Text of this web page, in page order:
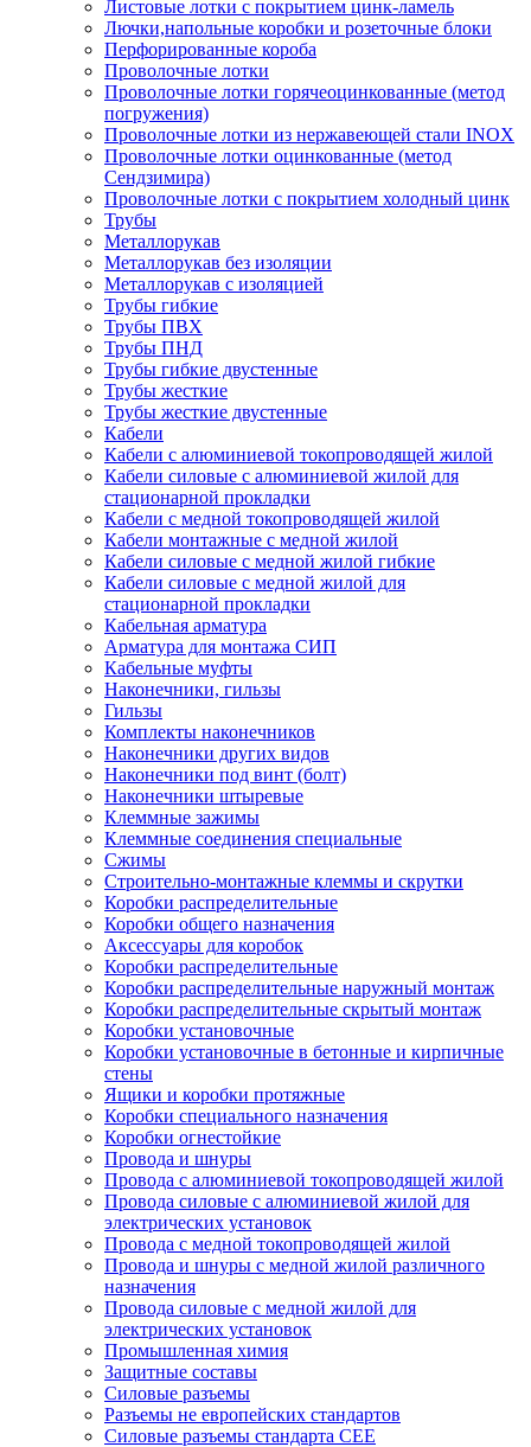
Листовые лотки с покрытием цинк-ламель
Лючки,напольные коробки и розеточные блоки
Перфорированные короба
Проволочные лотки
Проволочные лотки горячеоцинкованные (метод
погружения)
Проволочные лотки из нержавеющей стали INOX
Проволочные лотки оцинкованные (метод
Сендзимира)
Проволочные лотки с покрытием холодный цинк
Трубы
Металлорукав
Металлорукав без изоляции
Металлорукав с изоляцией
Трубы гибкие
Трубы ПВХ
Трубы ПНД
Трубы гибкие двустенные
Трубы жесткие
Трубы жесткие двустенные
Кабели
Кабели с алюминиевой токопроводящей жилой
Кабели силовые с алюминиевой жилой для
стационарной прокладки
Кабели с медной токопроводящей жилой
Кабели монтажные с медной жилой
Кабели силовые с медной жилой гибкие
Кабели силовые с медной жилой для
стационарной прокладки
Кабельная арматура
Арматура для монтажа СИП
Кабельные муфты
Наконечники, гильзы
Гильзы
Комплекты наконечников
Наконечники других видов
Наконечники под винт (болт)
Наконечники штыревые
Клеммные зажимы
Клеммные соединения специальные
Сжимы
Строительно-монтажные клеммы и скрутки
Коробки распределительные
Коробки общего назначения
Аксессуары для коробок
Коробки распределительные
Коробки распределительные наружный монтаж
Коробки распределительные скрытый монтаж
Коробки установочные
Коробки установочные в бетонные и кирпичные
стены
Ящики и коробки протяжные
Коробки специального назначения
Коробки огнестойкие
Провода и шнуры
Провода с алюминиевой токопроводящей жилой
Провода силовые с алюминиевой жилой для
электрических установок
Провода с медной токопроводящей жилой
Провода и шнуры с медной жилой различного
назначения
Провода силовые с медной жилой для
электрических установок
Промышленная химия
Защитные составы
Силовые разъемы
Разъемы не европейских стандартов
Силовые разъемы стандарта CEE